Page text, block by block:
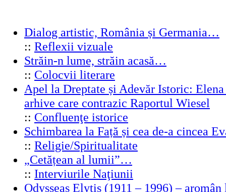
Dialog artistic, România și Germania…
:: Reflexii vizuale
Străin-n lume, străin acasă…
:: Colocvii literare
Apel la Dreptate și Adevăr Istoric:
arhive care contrazic Raportul Wiesel
:: Confluenţe istorice
Schimbarea la Față și cea de-a cincea
:: Religie/Spiritualitate
„Cetățean al lumii”…
:: Interviurile Naţiunii
Odysseas Elytis (1911 – 1996) –